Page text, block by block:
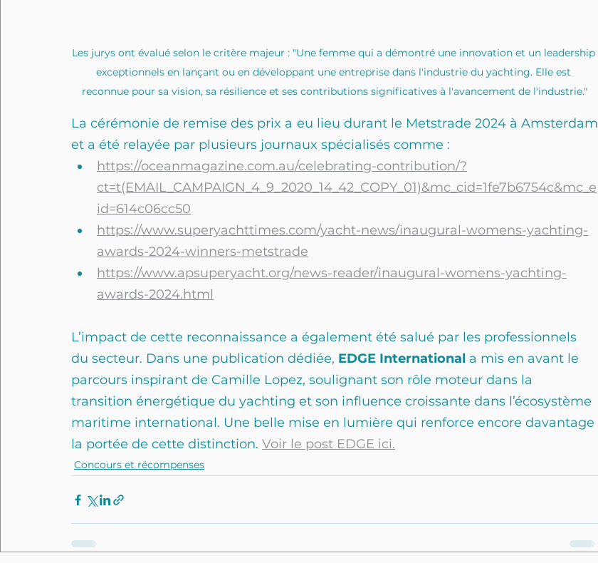
Les jurys ont évalué selon le critère majeur : "Une femme qui a démontré une innovation et un leadership
exceptionnels en lançant ou en développant une entreprise dans l'industrie du yachting. Elle est
reconnue pour sa vision, sa résilience et ses contributions significatives à l'avancement de l'industrie."
La cérémonie de remise des prix a eu lieu durant le Metstrade 2024 à Amsterdam
et a été relayée par plusieurs journaux spécialisés comme :
https://oceanmagazine.com.au/celebrating-contribution/?
ct=t(EMAIL_CAMPAIGN_4_9_2020_14_42_COPY_01)&mc_cid=1fe7b6754c&mc_e
id=614c06cc50
https://www.superyachttimes.com/yacht-news/inaugural-womens-yachting-
awards-2024-winners-metstrade
https://www.apsuperyacht.org/news-reader/inaugural-womens-yachting-
awards-2024.html
L’impact de cette reconnaissance a également été salué par les professionnels
du secteur. Dans une publication dédiée, EDGE International a mis en avant le
parcours inspirant de Camille Lopez, soulignant son rôle moteur dans la
transition énergétique du yachting et son influence croissante dans l’écosystème
maritime international. Une belle mise en lumière qui renforce encore davantage
la portée de cette distinction. Voir le post EDGE ici.
Concours et récompenses